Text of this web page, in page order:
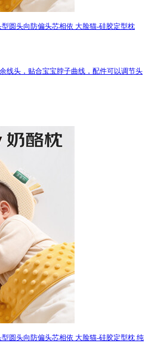
圆头向防偏头芯相依 大脸猫-硅胶定型枕
线头，贴合宝宝脖子曲线，配件可以调节头
圆头向防偏头芯相依 大脸猫-硅胶定型枕 纯